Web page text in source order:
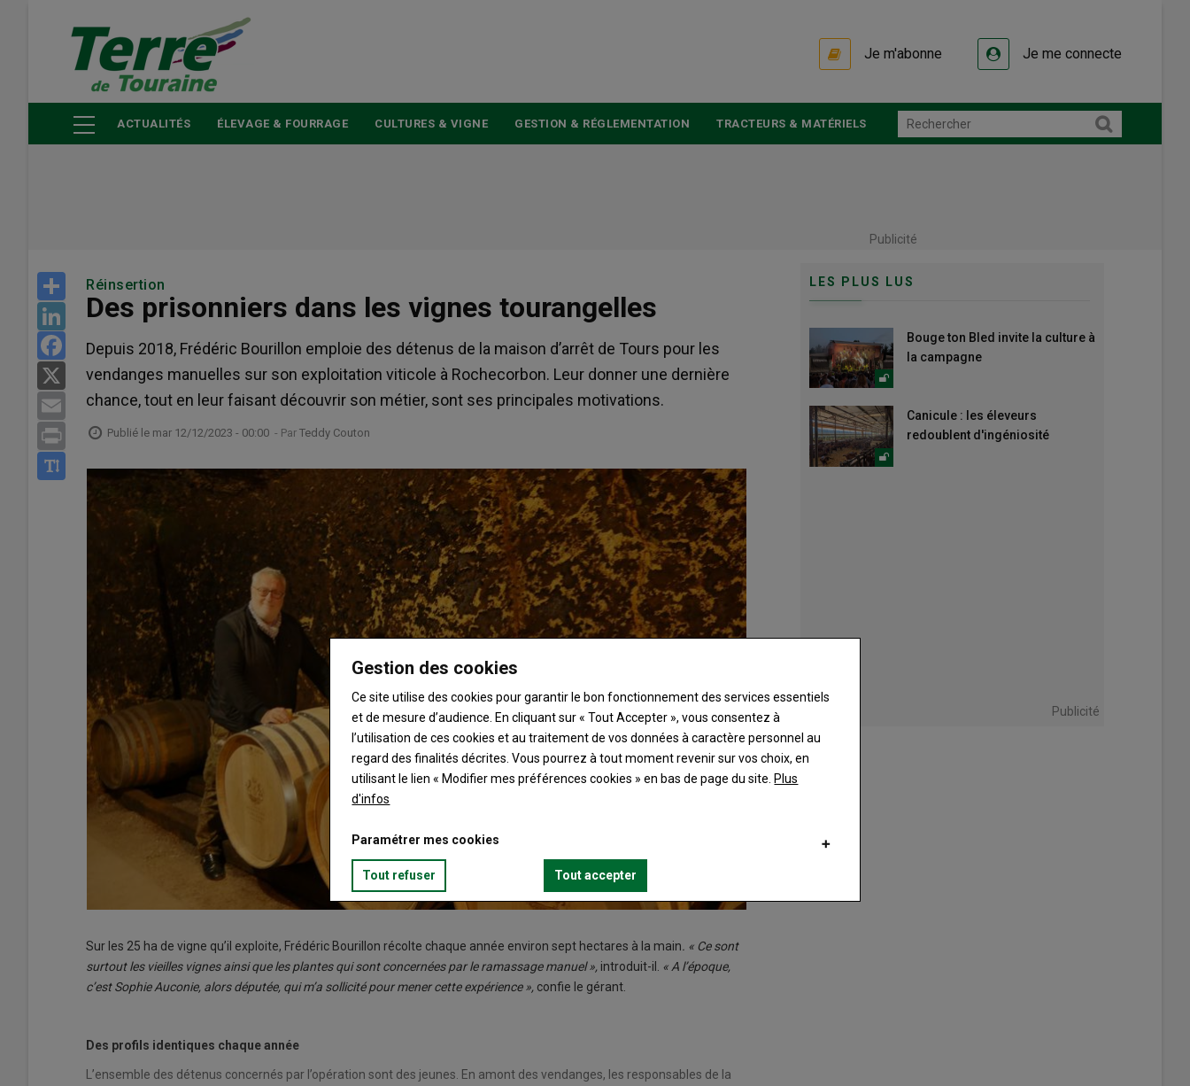
principal
Je m'abonne Je me connecte
ACTUALITÉS ÉLEVAGE & FOURRAGE CULTURES & VIGNE GESTION & RÉGLEMENTATION TRACTEURS & MATÉRIELS
Publicité
Share
LinkedIn
Facebook
Email
Print
Réinsertion
Des prisonniers dans les vignes tourangelles
Depuis 2018, Frédéric Bourillon emploie des détenus de la maison d’arrêt de Tours pour les
vendanges manuelles sur son exploitation viticole à Rochecorbon. Leur donner une dernière
chance, tout en leur faisant découvrir son métier, sont ses principales motivations.
Publié le mar 12/12/2023 - 00:00 - Par Teddy Couton
Sur les 25 ha de vigne qu’il exploite, Frédéric Bourillon récolte chaque année environ sept hectares à la main . « Ce sont
surtout les vieilles vignes ainsi que les plantes qui sont concernées par le ramassage manuel », introduit-il. « A l’époque,
c’est Sophie Auconie, alors députée, qui m’a sollicité pour mener cette expérience », confie le gérant.
Des profils identiques chaque année
L’ensemble des détenus concernés par l’opération sont des jeunes. En amont des vendanges, les responsables de la
LES PLUS LUS
Bouge ton Bled invite la culture à
la campagne
Canicule : les éleveurs
redoublent d'ingéniosité
Publicité
Gestion des cookies
Ce site utilise des cookies pour garantir le bon fonctionnement des services essentiels
et de mesure d’audience. En cliquant sur « Tout Accepter », vous consentez à
l’utilisation de ces cookies et au traitement de vos données à caractère personnel au
regard des finalités décrites. Vous pourrez à tout moment revenir sur vos choix, en
utilisant le lien « Modifier mes préférences cookies » en bas de page du site. Plus
d'infos
Paramétrer mes cookies
Tout refuser Tout accepter